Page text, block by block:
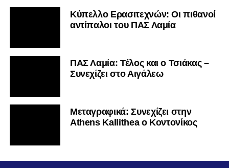
Κύπελλο Ερασιτεχνών: Οι πιθανοί
αντίπαλοι του ΠΑΣ Λαμία
ΠΑΣ Λαμία: Τέλος και ο Τσιάκας –
Συνεχίζει στο Αιγάλεω
Mεταγραφικά: Συνεχίζει στην
Athens Kallithea ο Κοντονίκος